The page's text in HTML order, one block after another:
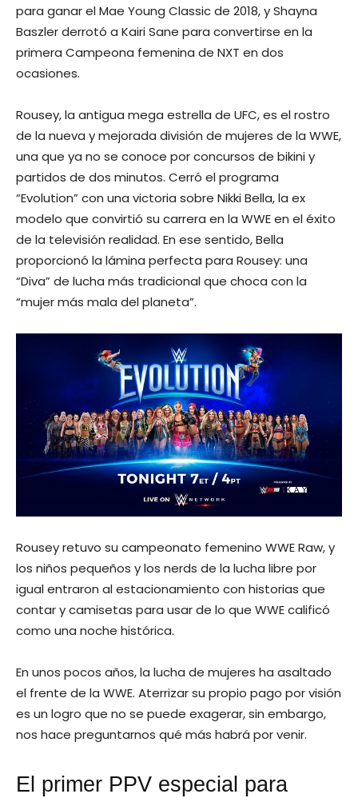
para ganar el Mae Young Classic de 2018, y Shayna
Baszler derrotó a Kairi Sane para convertirse en la
primera Campeona femenina de NXT en dos
ocasiones.
Rousey, la antigua mega estrella de UFC, es el rostro
de la nueva y mejorada división de mujeres de la WWE,
una que ya no se conoce por concursos de bikini y
partidos de dos minutos. Cerró el programa
“Evolution” con una victoria sobre Nikki Bella, la ex
modelo que convirtió su carrera en la WWE en el éxito
de la televisión realidad. En ese sentido, Bella
proporcionó la lámina perfecta para Rousey: una
“Diva” de lucha más tradicional que choca con la
“mujer más mala del planeta”.
Rousey retuvo su campeonato femenino WWE Raw, y
los niños pequeños y los nerds de la lucha libre por
igual entraron al estacionamiento con historias que
contar y camisetas para usar de lo que WWE calificó
como una noche histórica.
En unos pocos años, la lucha de mujeres ha asaltado
el frente de la WWE. Aterrizar su propio pago por visión
es un logro que no se puede exagerar, sin embargo,
nos hace preguntarnos qué más habrá por venir.
El primer PPV especial para